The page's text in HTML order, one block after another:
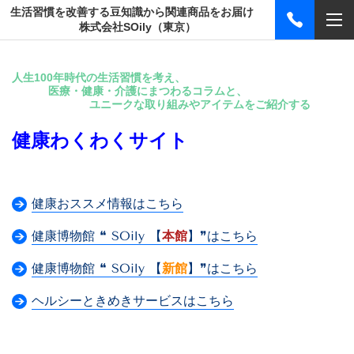
生活習慣を改善する豆知識から関連商品をお届け
株式会社SOily（東京）
人生100年時代の生活習慣を考え、
医療・健康・介護にまつわるコラムと、
ユニークな取り組みやアイテムをご紹介する
健康わくわくサイト
健康おススメ情報はこちら
健康博物館 ❝ SOily 【本館】❞はこちら
健康博物館 ❝ SOily 【新館】❞はこちら
ヘルシーときめきサービスはこちら